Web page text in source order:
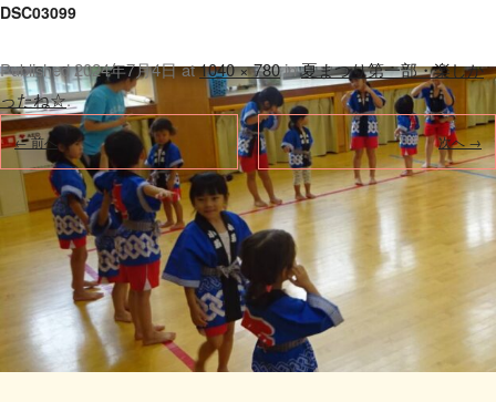
DSC03099
Published2024年7月4日at1040 × 780in夏まつり第一部・楽しか
ったね☆.
← 前へ 次へ →